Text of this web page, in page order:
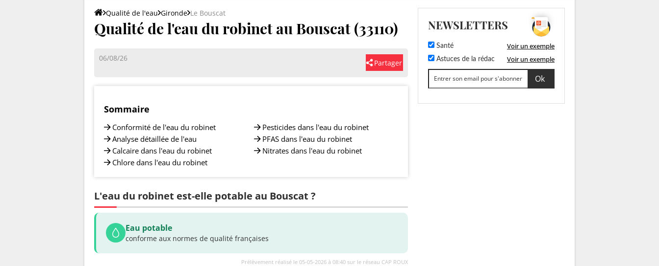
Qualité de l'eau Gironde Le Bouscat
Qualité de l'eau du robinet au Bouscat (33110)
06/08/26
Partager
Sommaire
Conformité de l'eau du robinet
Analyse détaillée de l'eau
Calcaire dans l'eau du robinet
Chlore dans l'eau du robinet
Pesticides dans l'eau du robinet
PFAS dans l'eau du robinet
Nitrates dans l'eau du robinet
L'eau du robinet est-elle potable au Bouscat ?
Eau potable
conforme aux normes de qualité françaises
Prélèvement réalisé le 05-05-2026 à 08:40 sur le réseau CAP ROUX
NEWSLETTERS
Santé Voir un exemple
Astuces de la rédac Voir un exemple